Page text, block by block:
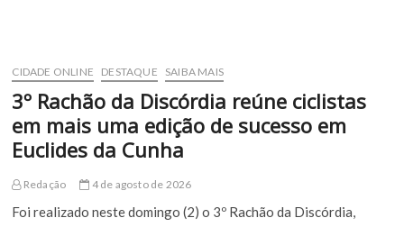
apoio
em
saúde
mental
pelo
Meu
Digital
CIDADE ONLINE DESTAQUE SAIBA MAIS
3º Rachão da Discórdia reúne ciclistas
em mais uma edição de sucesso em
Euclides da Cunha
Redação 4 de agosto de 2026
Foi realizado neste domingo (2) o 3º Rachão da Discórdia,